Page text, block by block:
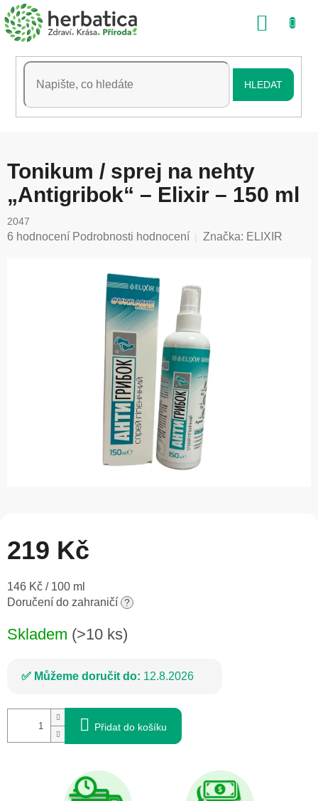
Přejít
na
obsah
HLEDAT
Tonikum / sprej na nehty
„Antigribok“ – Elixir – 150 ml
2047
Průměrné
6 hodnocení Podrobnosti hodnocení Značka: ELIXIR
219 Kč
Měrná
cena:
146 Kč / 100 ml
Doručení do zahraničí ?
Skladem (>10 ks)
Můžeme doručit do: 12.8.2026
Přidat do košíku